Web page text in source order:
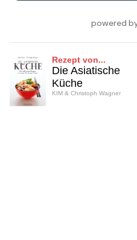
Rezept von...
Die Asiatische
Küche
KIM & Christoph Wagner